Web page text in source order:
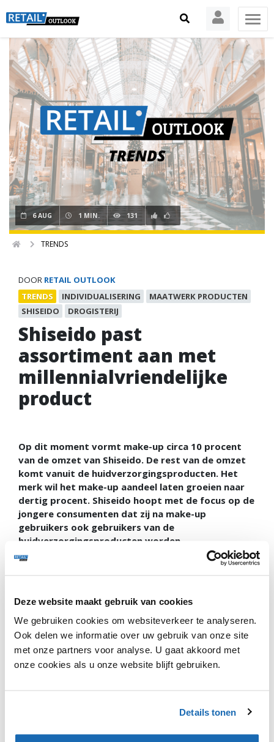
Deze website maakt gebruik van cookies
We gebruiken cookies om websiteverkeer te analyseren.
Ook delen we informatie over uw gebruik van onze site
met onze partners voor analyse. U gaat akkoord met
onze cookies als u onze website blijft gebruiken.
Details tonen
6 AUG 1 MIN. 131
TRENDS
DOOR RETAIL OUTLOOK
TRENDS
INDIVIDUALISERING
MAATWERK PRODUCTEN
SHISEIDO
DROGISTERIJ
Shiseido past
assortiment aan met
millennialvriendelijke
product
Op dit moment vormt make-up circa 10 procent
van de omzet van Shiseido. De rest van de omzet
komt vanuit de huidverzorgingsproducten. Het
merk wil het make-up aandeel laten groeien naar
dertig procent. Shiseido hoopt met de focus op de
jongere consumenten dat zij na make-up
gebruikers ook gebruikers van de
huidverzorgingsproducten worden.
Cosmeticabedrijf Shiseido wil zich meer richten op de
millennialvriendelijke producten. Shiseido biedt de
millennialmerken Laura Mercier en NARS al aan.